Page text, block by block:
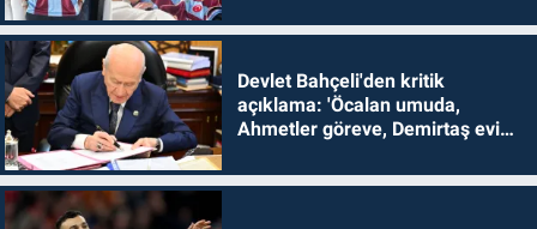
Devlet Bahçeli'den kritik
açıklama: 'Öcalan umuda,
Ahmetler göreve, Demirtaş evine